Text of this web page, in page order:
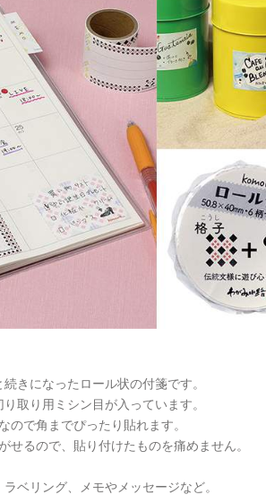
きになったロール状の付箋です。
取り用ミシン目が入っています。
ので角までぴったり貼れます。
せるので、貼り付けたものを痛めません。
ラベリング、メモやメッセージなど。